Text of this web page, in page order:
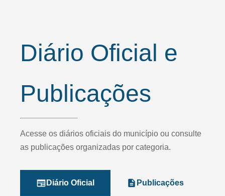
Diário Oficial e
Publicações
Acesse os diários oficiais do município ou consulte
as publicações organizadas por categoria.
Diário Oficial Publicações